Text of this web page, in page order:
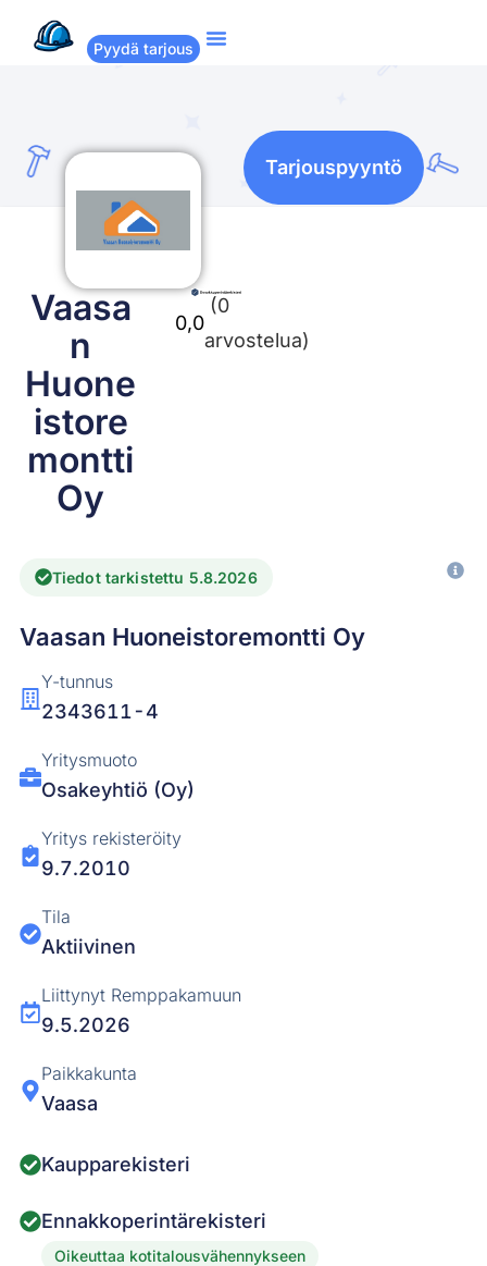
Pyydä tarjous
Vaasa
n
Huone
istore
montti
Oy
0,0
(0
arvostelua)
Tarjouspyyntö
Tiedot tarkistettu 5.8.2026
Vaasan Huoneistoremontti Oy
Y-tunnus
2343611-4
Yritysmuoto
Osakeyhtiö (Oy)
Yritys rekisteröity
9.7.2010
Tila
Aktiivinen
Liittynyt Remppakamuun
9.5.2026
Paikkakunta
Vaasa
Kaupparekisteri
Ennakkoperintärekisteri
Oikeuttaa kotitalousvähennykseen